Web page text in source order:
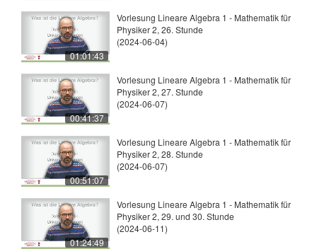
01:01:43
Vorlesung Lineare Algebra 1 - Mathematik für
Physiker 2, 26. Stunde
(2024-06-04)
00:41:37
Vorlesung Lineare Algebra 1 - Mathematik für
Physiker 2, 27. Stunde
(2024-06-07)
00:51:07
Vorlesung Lineare Algebra 1 - Mathematik für
Physiker 2, 28. Stunde
(2024-06-07)
01:24:49
Vorlesung Lineare Algebra 1 - Mathematik für
Physiker 2, 29. und 30. Stunde
(2024-06-11)